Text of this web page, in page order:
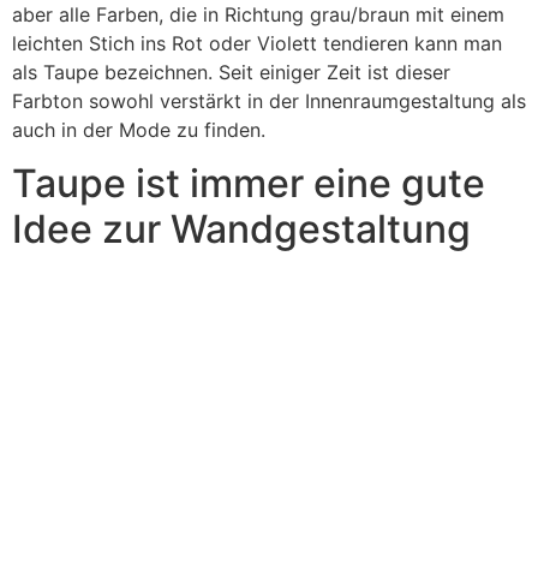
aber alle Farben, die in Richtung grau/braun mit einem
leichten Stich ins Rot oder Violett tendieren kann man
als Taupe bezeichnen. Seit einiger Zeit ist dieser
Farbton sowohl verstärkt in der Innenraumgestaltung als
auch in der Mode zu finden.
Taupe ist immer eine gute
Idee zur Wandgestaltung